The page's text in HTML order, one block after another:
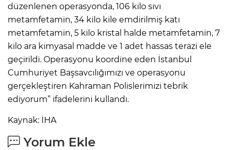
düzenlenen operasyonda, 106 kilo sıvı
metamfetamin, 34 kilo kile emdirilmiş katı
metamfetamin, 5 kilo kristal halde metamfetamin, 7
kilo ara kimyasal madde ve 1 adet hassas terazi ele
geçirildi. Operasyonu koordine eden İstanbul
Cumhuriyet Başsavcılığımızı ve operasyonu
gerçekleştiren Kahraman Polislerimizi tebrik
ediyorum” ifadelerini kullandı.
Kaynak: İHA
Yorum Ekle